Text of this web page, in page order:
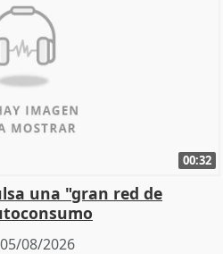
00:32
una "gran red de
05/08/2026